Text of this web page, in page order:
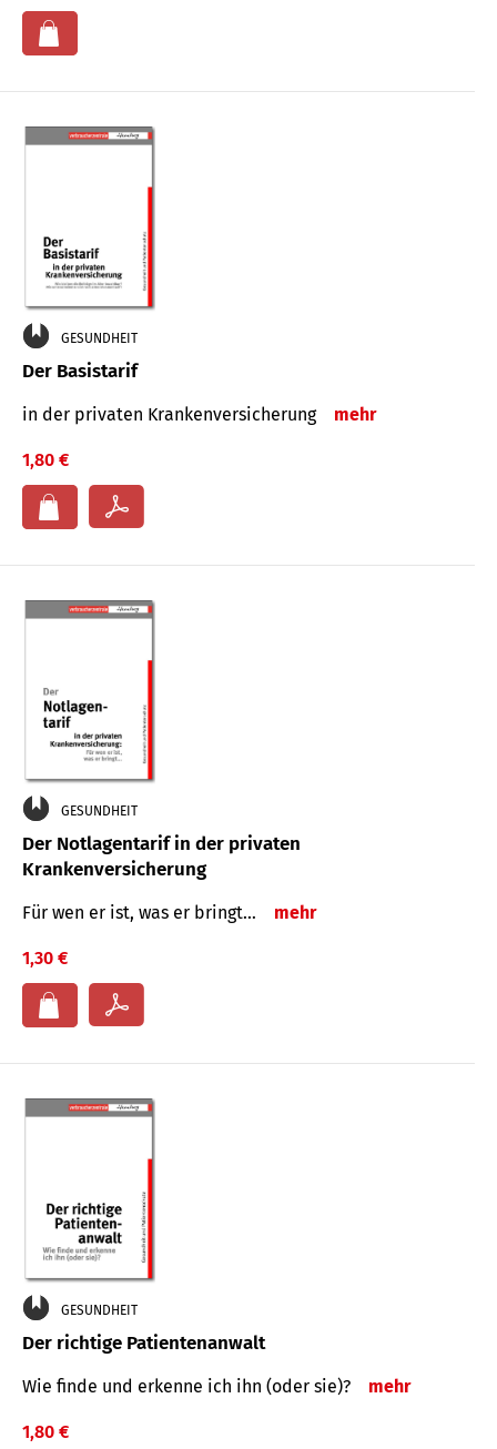
GESUNDHEIT
Der Basistarif
in der privaten Kran­ken­ver­siche­rung mehr
1,80 €
GESUNDHEIT
Der Notlagentarif in der privaten
Krankenversicherung
Für wen er ist, was er bringt… mehr
1,30 €
GESUNDHEIT
Der richtige Patientenanwalt
Wie finde und erkenne ich ihn (oder sie)? mehr
1,80 €